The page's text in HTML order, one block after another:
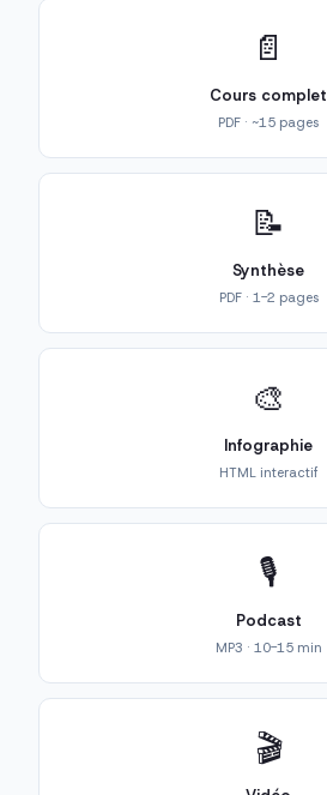
📄
Cours complet
PDF · ~15 pages
📝
Synthèse
PDF · 1-2 pages
🎨
Infographie
HTML interactif
🎙️
Podcast
MP3 · 10-15 min
🎬